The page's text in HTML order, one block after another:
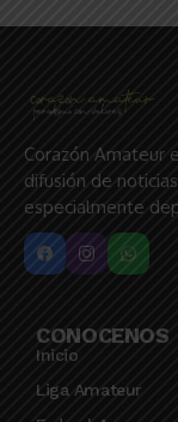
Corazón Amateur
difusión de
especialmente
CONOCENOS
Inicio
Liga Amateur